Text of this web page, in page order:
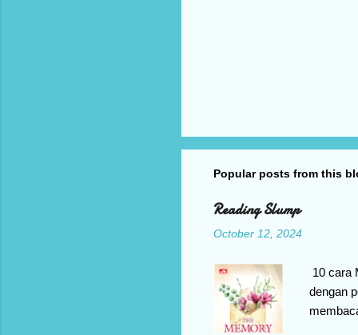
Popular posts from this
Reading Slump
October 12, 2024
10 cara
dengan